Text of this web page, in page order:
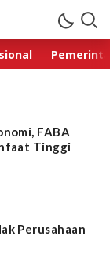
FABA
Tinggi
Perusahaan